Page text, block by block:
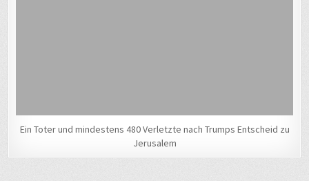
Ein Toter und mindestens 480 Verletzte nach Trumps Entscheid zu
Jerusalem